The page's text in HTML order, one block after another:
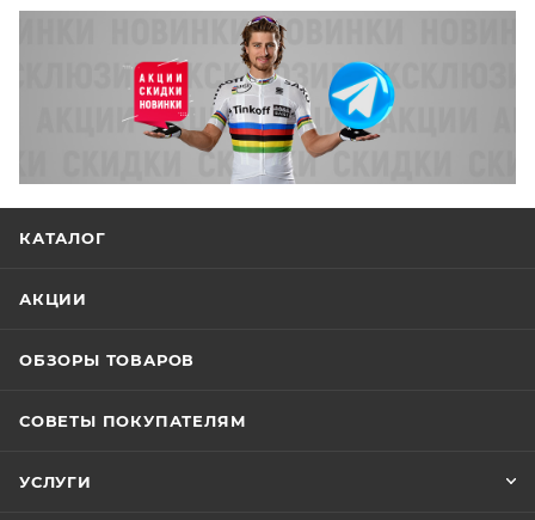
КАТАЛОГ
АКЦИИ
ОБЗОРЫ ТОВАРОВ
СОВЕТЫ ПОКУПАТЕЛЯМ
УСЛУГИ